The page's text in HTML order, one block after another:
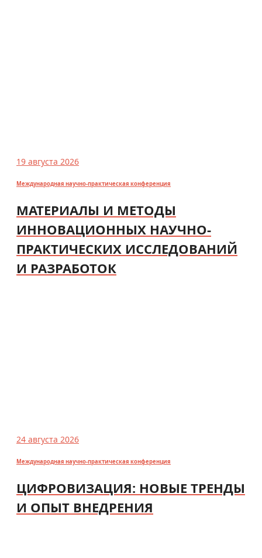
19 августа 2026
Международная научно-практическая конференция
МАТЕРИАЛЫ И МЕТОДЫ
ИННОВАЦИОННЫХ НАУЧНО-
ПРАКТИЧЕСКИХ ИССЛЕДОВАНИЙ
И РАЗРАБОТОК
24 августа 2026
Международная научно-практическая конференция
ЦИФРОВИЗАЦИЯ: НОВЫЕ ТРЕНДЫ
И ОПЫТ ВНЕДРЕНИЯ